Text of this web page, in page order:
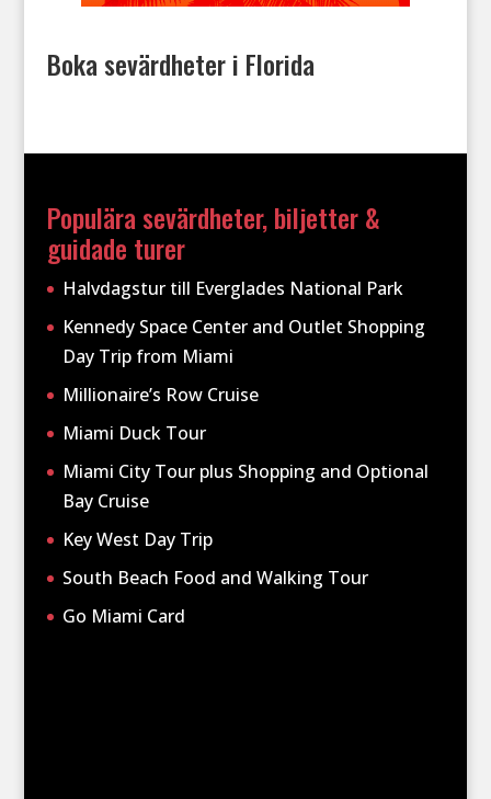
Boka sevärdheter i Florida
Populära sevärdheter, biljetter &
guidade turer
Halvdagstur till Everglades National Park
Kennedy Space Center and Outlet Shopping
Day Trip from Miami
Millionaire’s Row Cruise
Miami Duck Tour
Miami City Tour plus Shopping and Optional
Bay Cruise
Key West Day Trip
South Beach Food and Walking Tour
Go Miami Card